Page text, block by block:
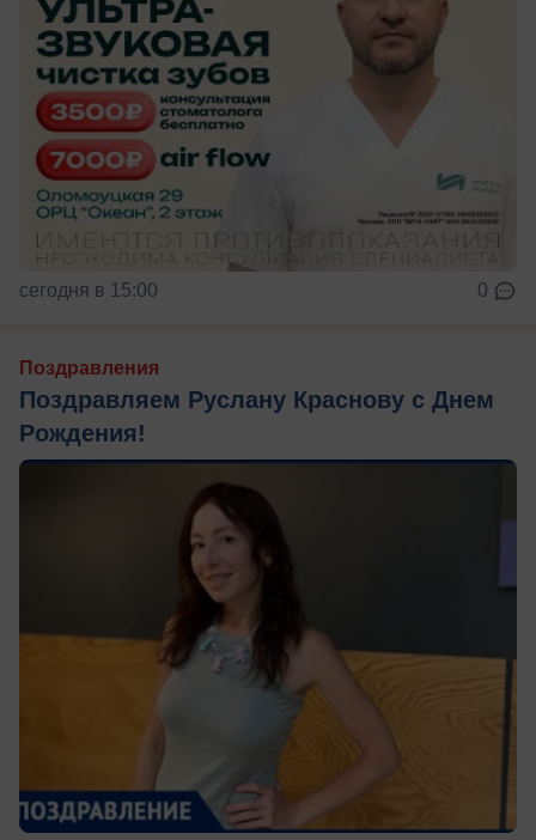
сегодня в 15:00 0
Поздравления
Поздравляем Руслану Краснову с Днем
Рождения!